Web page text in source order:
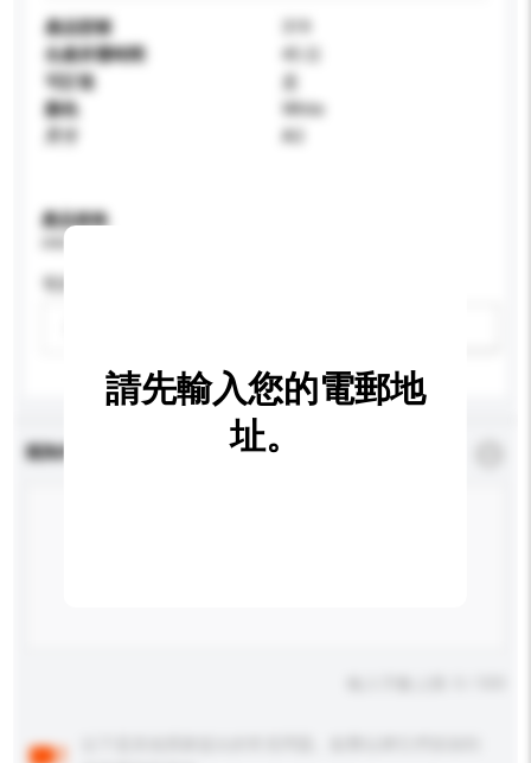
產品型號
生產所需時間
45 日
可訂造
是
顏色
White
A3
產品規格
查詢內容
請先輸入您的電郵地
址。